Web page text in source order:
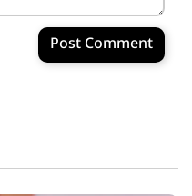
Post Comment